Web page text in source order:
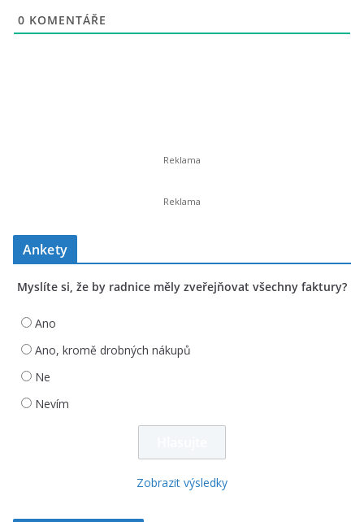
0 KOMENTÁŘE
Ankety
Myslíte si, že by radnice měly zveřejňovat všechny faktury?
Ano
Ano, kromě drobných nákupů
Ne
Nevím
Zobrazit výsledky